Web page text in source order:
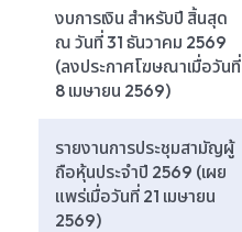
งบการเงิน สำหรับปี สิ้นสุด
ณ วันที่ 31 ธันวาคม 2569
(ลงประกาศโฆษณาเมื่อวันที่
8 เมษายน 2569)
รายงานการประชุมสามัญผู้
ถือหุ้นประจำปี 2569 (เผย
แพร่เมื่อวันที่ 21 เมษายน
2569)